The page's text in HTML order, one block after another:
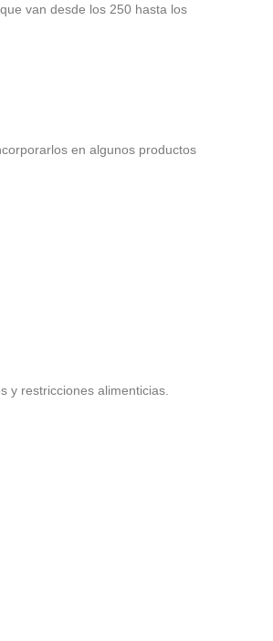
van desde los 250 hasta los
en algunos productos
y restricciones alimenticias.